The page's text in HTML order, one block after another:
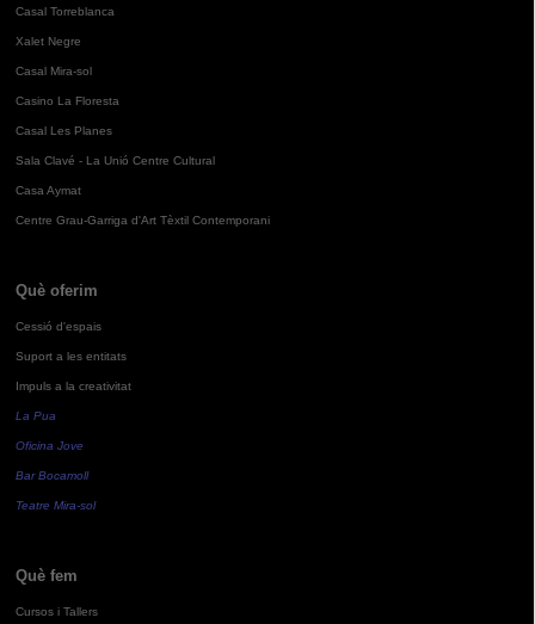
Casal Torreblanca
Xalet Negre
Casal Mira-sol
Casino La Floresta
Casal Les Planes
Sala Clavé - La Unió Centre Cultural
Casa Aymat
Centre Grau-Garriga d'Art Tèxtil Contemporani
Què oferim
Cessió d'espais
Suport a les entitats
Impuls a la creativitat
La Pua
Oficina Jove
Bar Bocamoll
Teatre Mira-sol
Què fem
Cursos i Tallers